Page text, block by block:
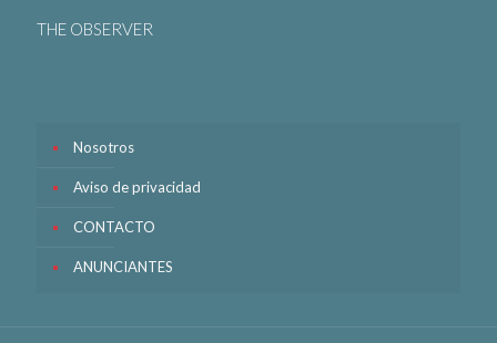
THE OBSERVER
Nosotros
Aviso de privacidad
CONTACTO
ANUNCIANTES